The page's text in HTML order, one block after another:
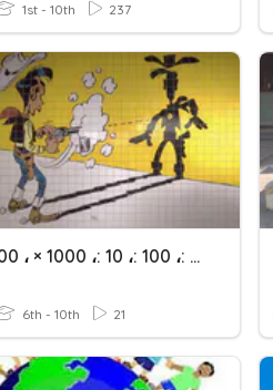
1st - 10th 237
× 10 ، × 100 ، × 1000 ،: 10 ،: 100 ،: 1000
6th - 10th 21